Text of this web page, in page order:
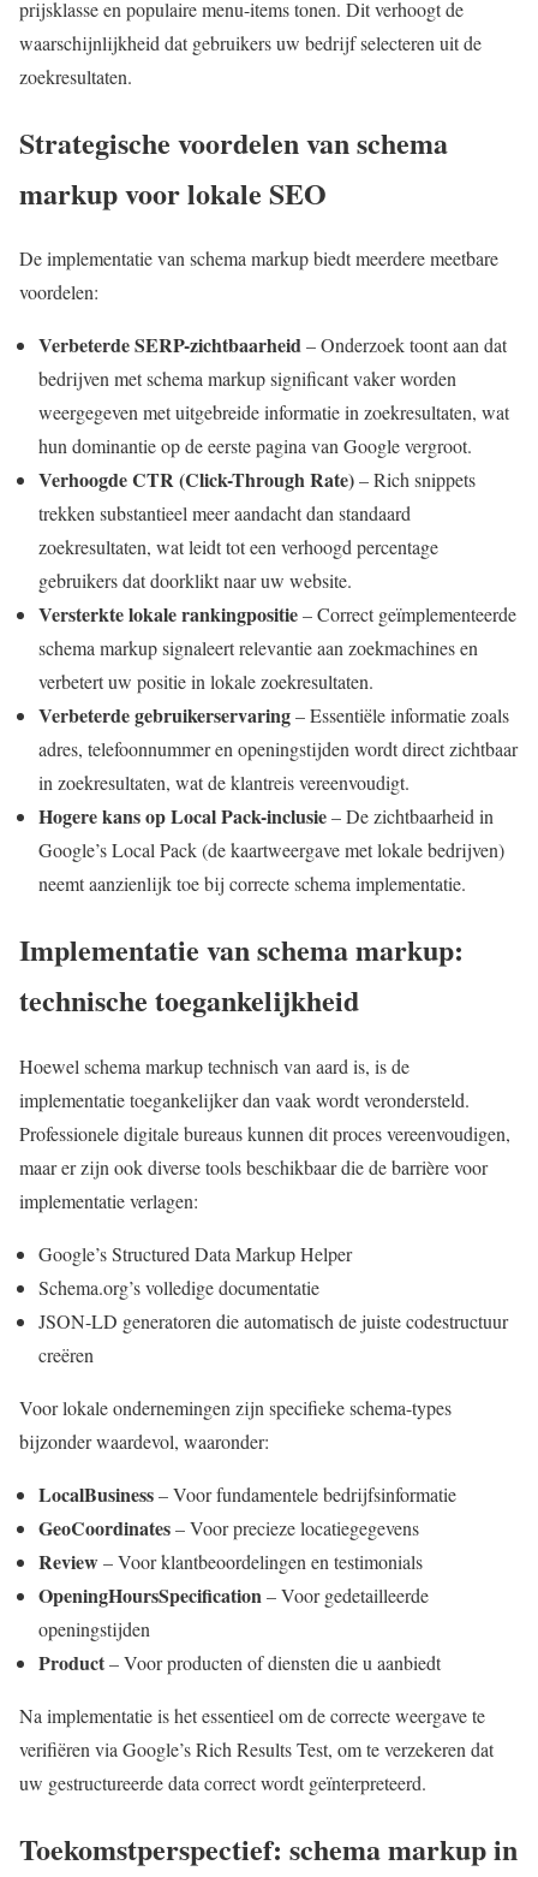
prijsklasse en populaire menu-items tonen. Dit verhoogt de
waarschijnlijkheid dat gebruikers uw bedrijf selecteren uit de
zoekresultaten.
Strategische voordelen van schema
markup voor lokale SEO
De implementatie van schema markup biedt meerdere meetbare
voordelen:
Verbeterde SERP-zichtbaarheid– Onderzoek toont aan dat
bedrijven met schema markup significant vaker worden
weergegeven met uitgebreide informatie in zoekresultaten, wat
hun dominantie op de eerste pagina van Google vergroot.
Verhoogde CTR (Click-Through Rate)– Rich snippets
trekken substantieel meer aandacht dan standaard
zoekresultaten, wat leidt tot een verhoogd percentage
gebruikers dat doorklikt naar uw website.
Versterkte lokale rankingpositie– Correct geïmplementeerde
schema markup signaleert relevantie aan zoekmachines en
verbetert uw positie in lokale zoekresultaten.
Verbeterde gebruikerservaring– Essentiële informatie zoals
adres, telefoonnummer en openingstijden wordt direct zichtbaar
in zoekresultaten, wat de klantreis vereenvoudigt.
Hogere kans op Local Pack-inclusie– De zichtbaarheid in
Google’s Local Pack (de kaartweergave met lokale bedrijven)
neemt aanzienlijk toe bij correcte schema implementatie.
Implementatie van schema markup:
technische toegankelijkheid
Hoewel schema markup technisch van aard is, is de
implementatie toegankelijker dan vaak wordt verondersteld.
Professionele digitale bureaus kunnen dit proces vereenvoudigen,
maar er zijn ook diverse tools beschikbaar die de barrière voor
implementatie verlagen:
Google’s Structured Data Markup Helper
Schema.org’s volledige documentatie
JSON-LD generatoren die automatisch de juiste codestructuur
creëren
Voor lokale ondernemingen zijn specifieke schema-types
bijzonder waardevol, waaronder:
LocalBusiness– Voor fundamentele bedrijfsinformatie
GeoCoordinates– Voor precieze locatiegegevens
Review– Voor klantbeoordelingen en testimonials
OpeningHoursSpecification– Voor gedetailleerde
openingstijden
Product– Voor producten of diensten die u aanbiedt
Na implementatie is het essentieel om de correcte weergave te
verifiëren via Google’s Rich Results Test, om te verzekeren dat
uw gestructureerde data correct wordt geïnterpreteerd.
Toekomstperspectief: schema markup in